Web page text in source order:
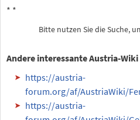
* *
Bitte nutzen Sie die Suche,
Andere interessante Austria-
https://austria-
forum.org/af/AustriaWiki/
https://austria-